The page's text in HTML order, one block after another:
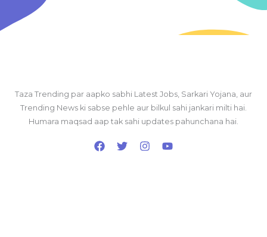
Taza Trending par aapko sabhi Latest Jobs, Sarkari Yojana, aur
Trending News ki sabse pehle aur bilkul sahi jankari milti hai.
Humara maqsad aap tak sahi updates pahunchana hai.